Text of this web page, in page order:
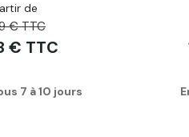
de
€ TTC
€ TTC
7 à 10 jours